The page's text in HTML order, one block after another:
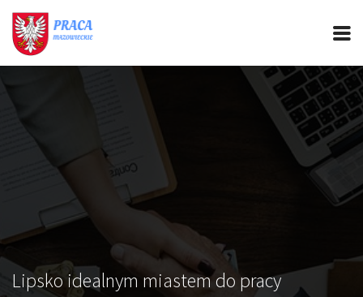
OFERTY PRACY
PORADY REKRUTACYJNE
ROZWÓJ ZAWODOWY
Lipsko idealnym miastem do pracy